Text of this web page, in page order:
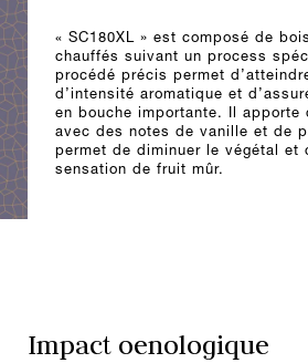
« SC180XL » est composé de
chauffés suivant un process
procédé précis permet
d’intensité aromatique et
en bouche importante. Il apporte
avec des notes de vanille et de
permet de diminuer le végétal et
sensation de fruit mûr.
Impact oenologique